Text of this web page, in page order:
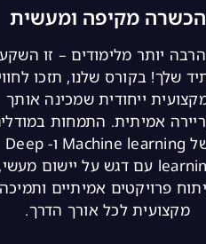
הכשרה מקיפה ומעשית
יותר מלימודים – זו
שלך! בקורס שלנו, תזכו
ייחודית שמכינה אותך
אמיתית. התמחות
של Machine learning ו- Deep
learning עם דגש על יישום מעשי,
פרויקטים אמיתיים ותמיכה
מקצועית לכל אורך הדרך.